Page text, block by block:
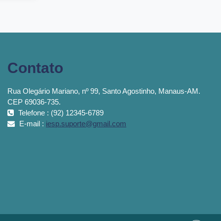
Contato
Rua Olegário Mariano, nº 99, Santo Agostinho, Manaus-AM.
CEP 69036-735.
Telefone : (92) 12345-6789
E-mail : iesp.suporte@gmail.com